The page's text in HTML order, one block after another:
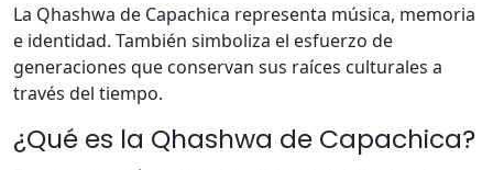
La Qhashwa de Capachica representa música, memoria
e identidad. También simboliza el esfuerzo de
generaciones que conservan sus raíces culturales a
través del tiempo.
¿Qué es la Qhashwa de Capachica?